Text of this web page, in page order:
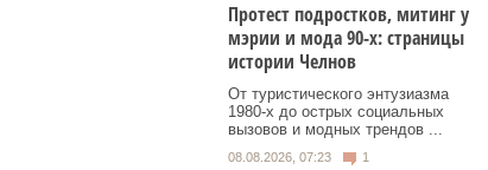
Протест подростков, митинг у
мэрии и мода 90-х: страницы
истории Челнов
От туристического энтузиазма
1980‑х до острых социальных
вызовов и модных трендов ...
08.08.2026, 07:23 1